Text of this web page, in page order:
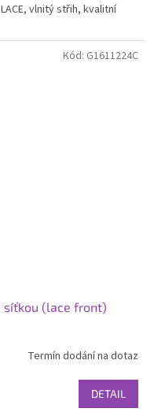
vlnitý střih, kvalitní
síťkou (lace front)
Termín dodání na dotaz
DETAIL
Kód: G1611224C